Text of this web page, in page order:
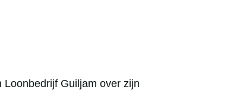
Guiljam over zijn